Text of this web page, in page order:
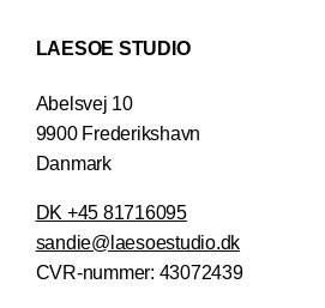
LAESOE STUDIO
Abelsvej 10
9900 Frederikshavn
Danmark
DK +45 81716095
sandie@laesoestudio.dk
CVR-nummer: 43072439